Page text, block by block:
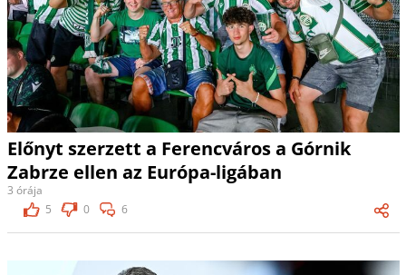
Előnyt szerzett a Ferencváros a Górnik
Zabrze ellen az Európa-ligában
3 órája
5
0 6